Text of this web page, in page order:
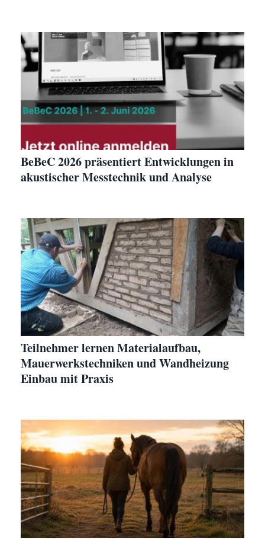
BeBeC 2026 präsentiert Entwicklungen in
akustischer Messtechnik und Analyse
Teilnehmer lernen Materialaufbau,
Mauerwerkstechniken und Wandheizung
Einbau mit Praxis